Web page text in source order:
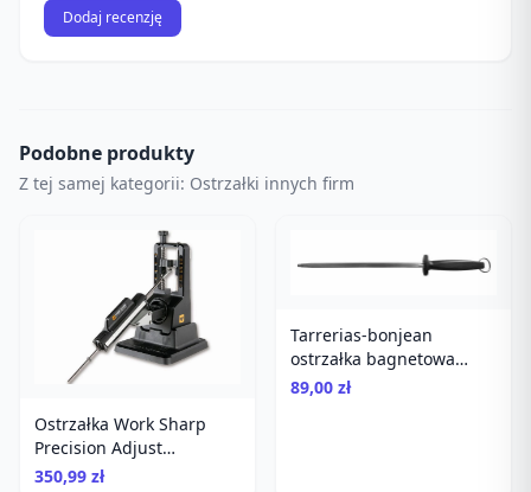
Dodaj recenzję
Podobne produkty
Z tej samej kategorii: Ostrzałki innych firm
Ostrzałka Work Sharp
Precision Adjust
diamentowa
350,99 zł
Tarrerias-bonjean
ostrzałka bagnetowa
32cm. Tarrerias-Bonjean
89,00 zł